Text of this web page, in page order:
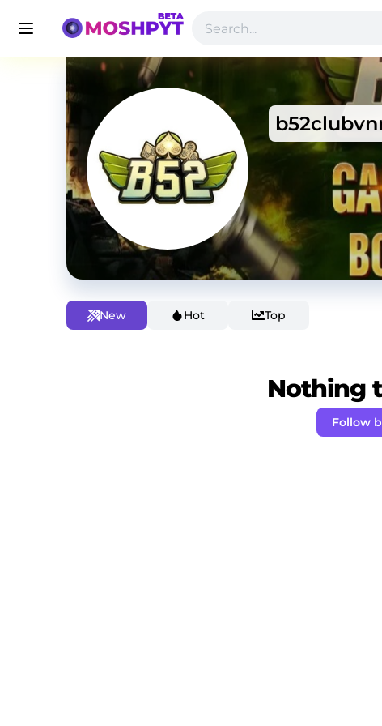
New Hot Top
Nothing
Follow